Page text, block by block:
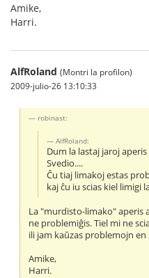
Amike,
Harri.
AlfRoland (Montri la profilon)
2009-julio-26 13:10:33
robinast:
AlfRoland:
Dum la lastaj jaroj
Svedio....
Ĉu tiaj limakoj estas
kaj ĉu iu scias kiel limigi
La "murdisto-limako" aperis
ne problemiĝis. Tiel mi ne
ili jam kaŭzas problemojn en
Amike,
Harri.